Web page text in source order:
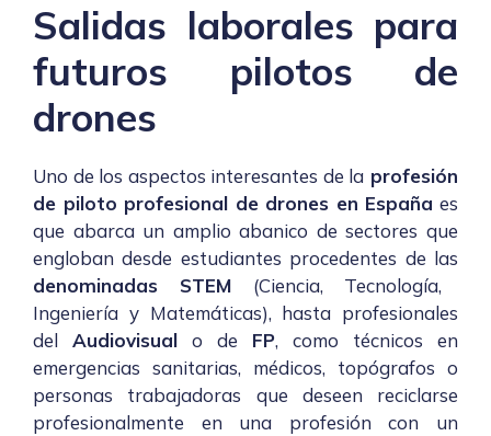
Salidas laborales para
futuros pilotos de
drones
Uno de los aspectos interesantes de la profesión
de piloto profesional de drones en España es
que abarca un amplio abanico de sectores que
engloban desde estudiantes procedentes de las
denominadas STEM (Ciencia, Tecnología,
Ingeniería y Matemáticas), hasta profesionales
del Audiovisual o de FP, como técnicos en
emergencias sanitarias, médicos, topógrafos o
personas trabajadoras que deseen reciclarse
profesionalmente en una profesión con un